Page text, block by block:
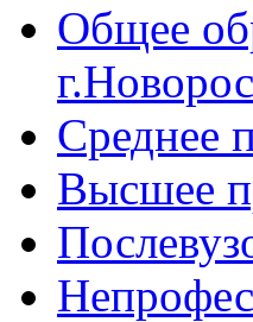
Общее
Среднее
Высшее